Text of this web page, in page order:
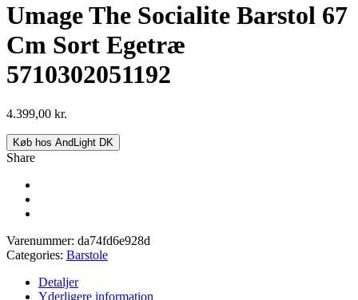
Umage The Socialite Barstol 67
Cm Sort Egetræ
5710302051192
4.399,00 kr.
Køb hos AndLight DK
Share
Varenummer: da74fd6e928d
Categories: Barstole
Detaljer
Yderligere information